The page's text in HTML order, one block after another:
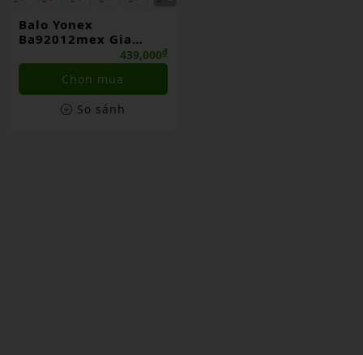
Balo Yonex
Ba92012mex Gia
439,000₫
Chọn mua
So sánh